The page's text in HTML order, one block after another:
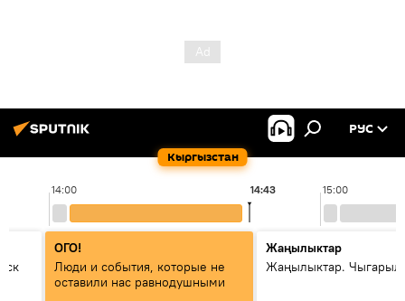
Кыргызстан
РУС
14:00 15:00
14:43
ОГО!
Люди и события, которые не
оставили нас равнодушными
Жаңылыктар
Жаңылыктар.